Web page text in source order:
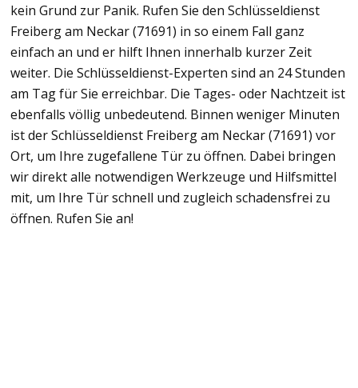
kein Grund zur Panik. Rufen Sie den Schlüsseldienst
Freiberg am Neckar (71691) in so einem Fall ganz
einfach an und er hilft Ihnen innerhalb kurzer Zeit
weiter. Die Schlüsseldienst-Experten sind an 24 Stunden
am Tag für Sie erreichbar. Die Tages- oder Nachtzeit ist
ebenfalls völlig unbedeutend. Binnen weniger Minuten
ist der Schlüsseldienst Freiberg am Neckar (71691) vor
Ort, um Ihre zugefallene Tür zu öffnen. Dabei bringen
wir direkt alle notwendigen Werkzeuge und Hilfsmittel
mit, um Ihre Tür schnell und zugleich schadensfrei zu
öffnen. Rufen Sie an!